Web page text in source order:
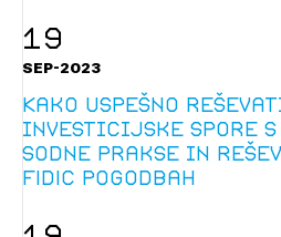
19
SEP-2023
Kako uspešno
investicijske spore
sodne prakse in
FIDIC pogodbah